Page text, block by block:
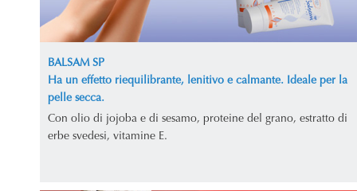
BALSAM SP
Ha un effetto riequilibrante, lenitivo e calmante. Ideale per la
pelle secca.
Con olio di jojoba e di sesamo, proteine del grano, estratto di
erbe svedesi, vitamine E.